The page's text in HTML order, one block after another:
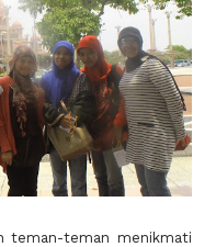
teman-teman menikmati